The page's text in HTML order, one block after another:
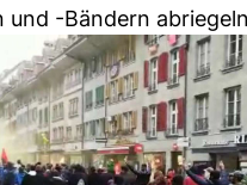
und -Bändern